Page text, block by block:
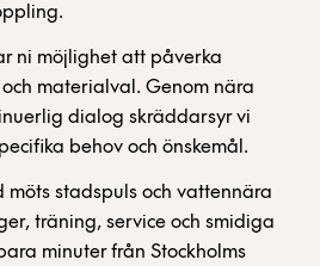
ni möjlighet att påverka
materialval. Genom nära
dialog skräddarsyr vi
behov och önskemål.
möts stadspuls och vattennära
träning, service och smidiga
minuter från Stockholms